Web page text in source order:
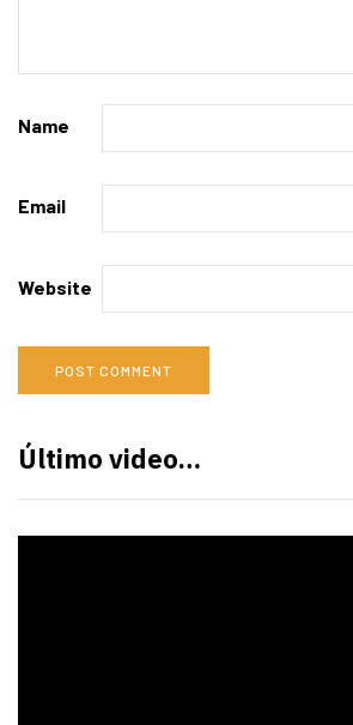
Name
Email
Website
Último video…